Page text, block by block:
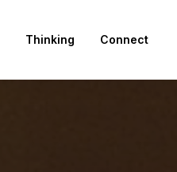
Thinking Connect